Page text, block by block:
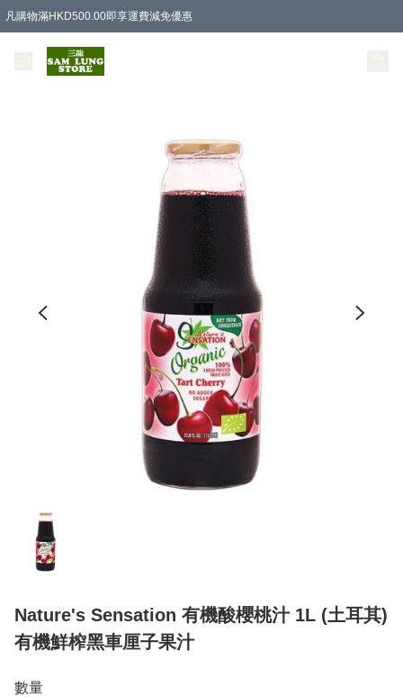
凡購物滿HKD500.00即享運費減免優惠
Nature's Sensation 有機酸櫻桃汁 1L (土耳其)
有機鮮榨黑車厘子果汁
數量